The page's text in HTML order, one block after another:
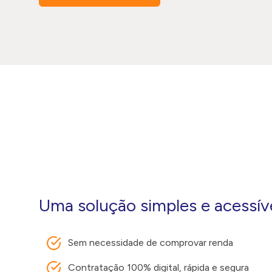
Uma solução simples e
Sem necessidade de comprovar renda
Contratação 100% digital, rápida e segura